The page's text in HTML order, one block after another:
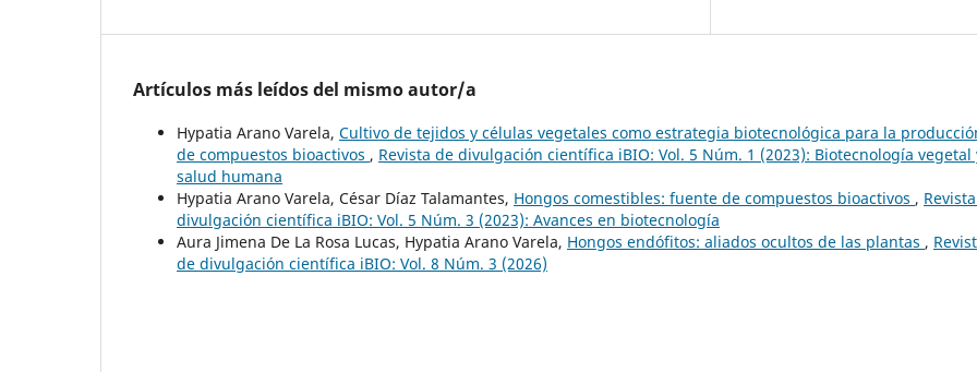
Artículos más leídos del mismo autor/a
Hypatia Arano Varela, Cultivo de tejidos y células vegetales como estrategia biotecnológica para la
de compuestos bioactivos , Revista de divulgación científica iBIO: Vol. 5 Núm. 1 (2023): Biotecnología vegetal
salud humana
Hypatia Arano Varela, César Díaz Talamantes, Hongos comestibles: fuente de compuestos bioactivos ,
divulgación científica iBIO: Vol. 5 Núm. 3 (2023): Avances en biotecnología
Aura Jimena De La Rosa Lucas, Hypatia Arano Varela, Hongos endófitos: aliados ocultos de las plantas ,
de divulgación científica iBIO: Vol. 8 Núm. 3 (2026)